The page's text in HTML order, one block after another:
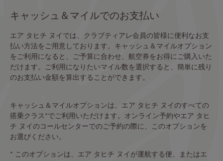
キャッシュ＆マイルでのお支払い
エア タヒチ ヌイでは、クラブティアレ会員の皆様に便利なお支
払い方法をご用意しております。キャッシュ＆マイルオプション
をご利用になると、ご予算に合わせ、航空券をお得にご購入いた
だけます。ご利用になりたいマイル数を選択すると、簡単に残り
のお支払い金額を算出することができます。
キャッシュ＆マイルオプションは、エア タヒチ ヌイのすべての
搭乗クラス*でご利用いただけます。オンライン予約やエア タヒ
チ ヌイのコールセンターでのご予約の際に、このオプションを
お選びください。
* このオプションは、エア タヒチ ヌイが運航する便、またはエ